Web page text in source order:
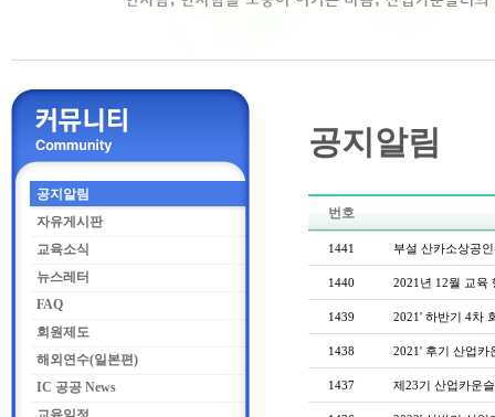
공지알림
자유게시판
교육소식
뉴스레터
FAQ
회원제도
해외연수(일본편)
IC 공공 News
공지알림
번호
1441 부설 산카소상공
1440 2021년 12월 교육
1439 2021' 하반기 4차
1438 2021' 후기 산업카
1437 제23기 산업카운